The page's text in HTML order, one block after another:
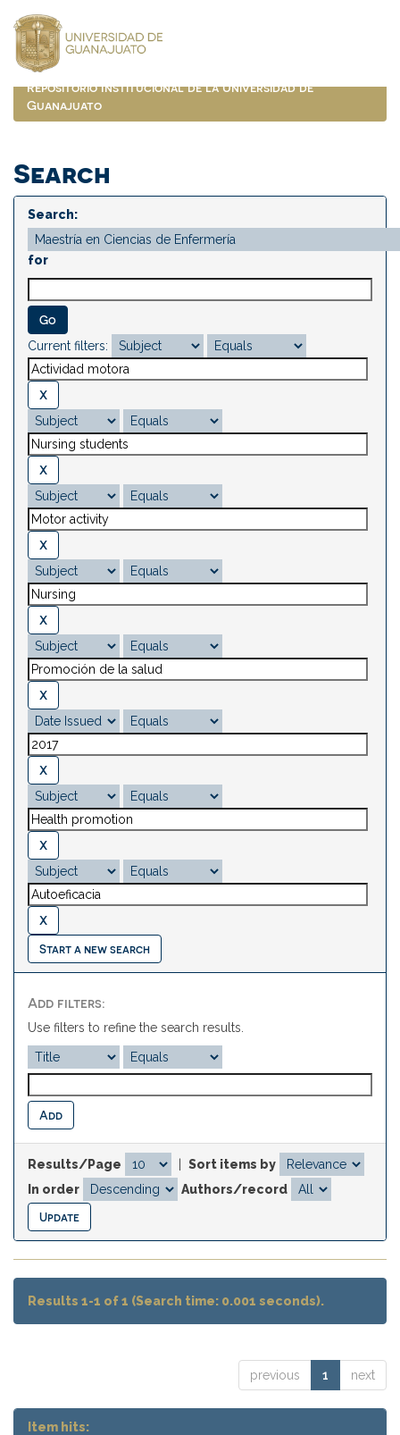
navigation
Repositorio Institucional de la Universidad de
Guanajuato
Search
Search:
for
Current filters:
Start a new search
Add filters:
Use filters to refine the search results.
Results/Page
Sort items by
In order
Authors/record
Results 1-1 of 1 (Search time: 0.001 seconds).
previous 1 next
Item hits: